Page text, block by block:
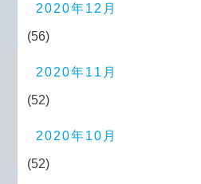
2020年12月
(56)
2020年11月
(52)
2020年10月
(52)